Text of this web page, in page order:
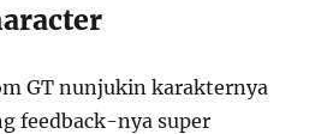
GT nunjukin karakternya
feedback-nya super